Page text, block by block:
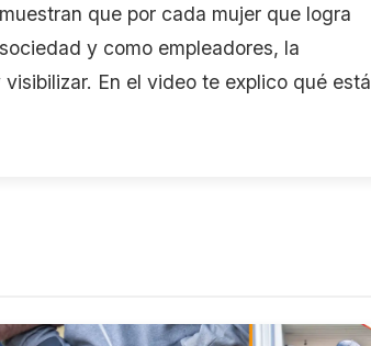
que por cada mujer que logra
y como empleadores, la
En el video te explico qué está